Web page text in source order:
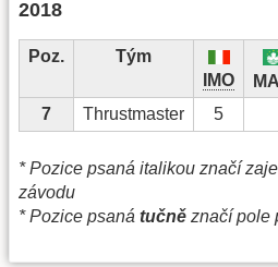
2018
Poz.
Tým
IMO
7
Thrustmaster 5
* Pozice psaná italikou značí
závodu
* Pozice psaná tučně značí pole